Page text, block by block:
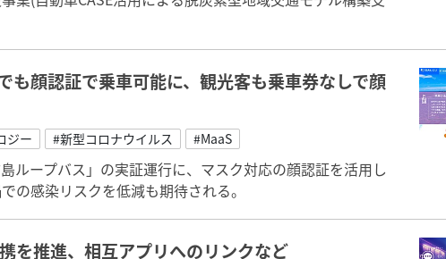
も顔認証で乗車可能に、観光客も乗車券なしで顔
ジー #新型コロナウイルス #MaaS
ループバス」の実証運行に、マスク対応の顔認証を活用し
の感染リスクを低減も期待される。
を推進、相互アプリへのリンクなど